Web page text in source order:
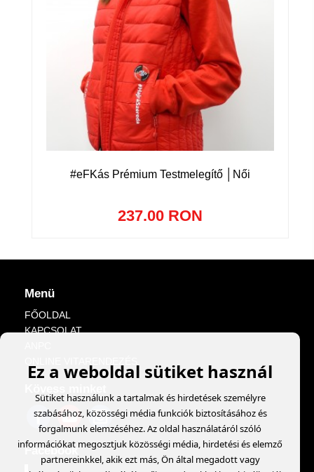
#eFKás Prémium Testmelegítő │Női
237.00 RON
Menü
FŐOLDAL
KAPCSOLAT
Facebook
Ez a weboldal sütiket használ
Sütiket használunk a tartalmak és hirdetések személyre
szabásához, közösségi média funkciók biztosításához és
forgalmunk elemzéséhez. Az oldal használatáról szóló
információkat megosztjuk közösségi média, hirdetési és elemző
partnereinkkel, akik ezt más, Ön által megadott vagy